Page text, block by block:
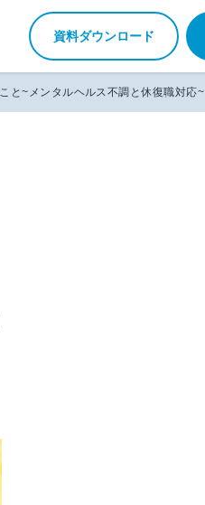
資料ダウンロード
と~メンタルヘルス不調と休復職対応~